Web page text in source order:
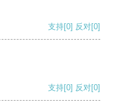
支持[0] 反对[0]
支持[0] 反对[0]